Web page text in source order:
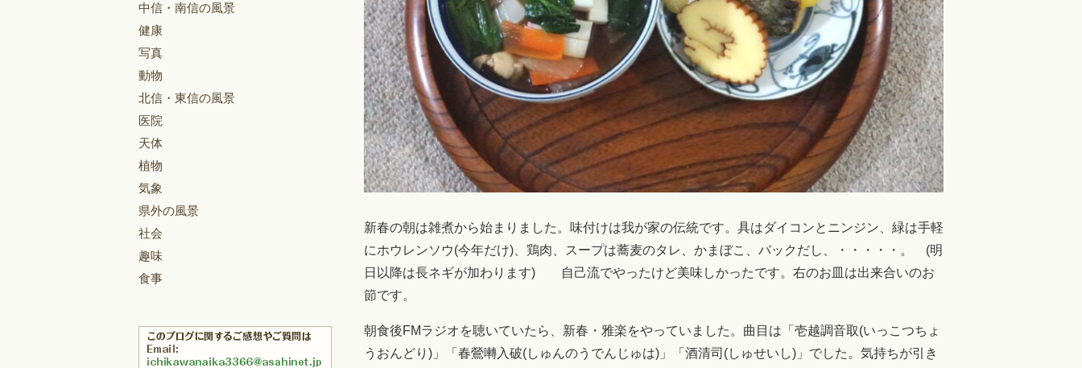
新春の朝は雑煮から始まりました。味付けは我が家の伝統です。具はダイコンとニンジン、緑は手軽
にホウレンソウ(今年だけ)、鶏肉、スープは蕎麦のタレ、かまぼこ、パックだし、・・・・・。 (明
日以降は長ネギが加わります) 自己流でやったけど美味しかったです。右のお皿は出来合いのお
節です。
朝食後FMラジオを聴いていたら、新春・雅楽をやっていました。曲目は「壱越調音取(いっこつちょ
うおんどり)」「春鶯囀入破(しゅんのうでんじゅは)」「酒清司(しゅせいし)」でした。気持ちが引き
中信・南信の風景
健康
写真
動物
北信・東信の風景
医院
天体
植物
気象
県外の風景
社会
趣味
食事